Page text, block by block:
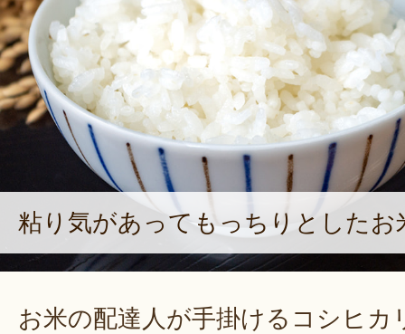
粘り気があってもっちりとしたお
お米の配達人が手掛けるコシヒカ